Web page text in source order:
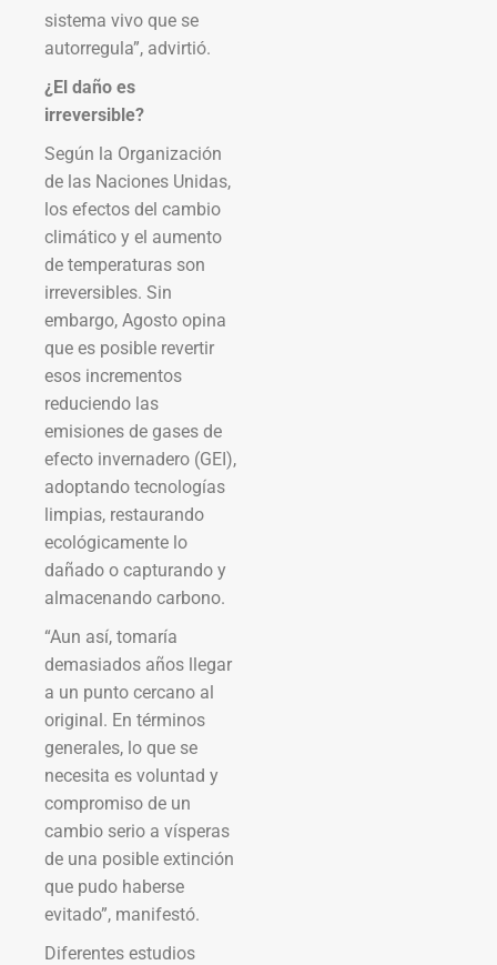
sistema vivo que se
autorregula”, advirtió.
¿El daño es
irreversible?
Según la Organización
de las Naciones Unidas,
los efectos del cambio
climático y el aumento
de temperaturas son
irreversibles. Sin
embargo, Agosto opina
que es posible revertir
esos incrementos
reduciendo las
emisiones de gases de
efecto invernadero (GEI),
adoptando tecnologías
limpias, restaurando
ecológicamente lo
dañado o capturando y
almacenando carbono.
“Aun así, tomaría
demasiados años llegar
a un punto cercano al
original. En términos
generales, lo que se
necesita es voluntad y
compromiso de un
cambio serio a vísperas
de una posible extinción
que pudo haberse
evitado”, manifestó.
Diferentes estudios